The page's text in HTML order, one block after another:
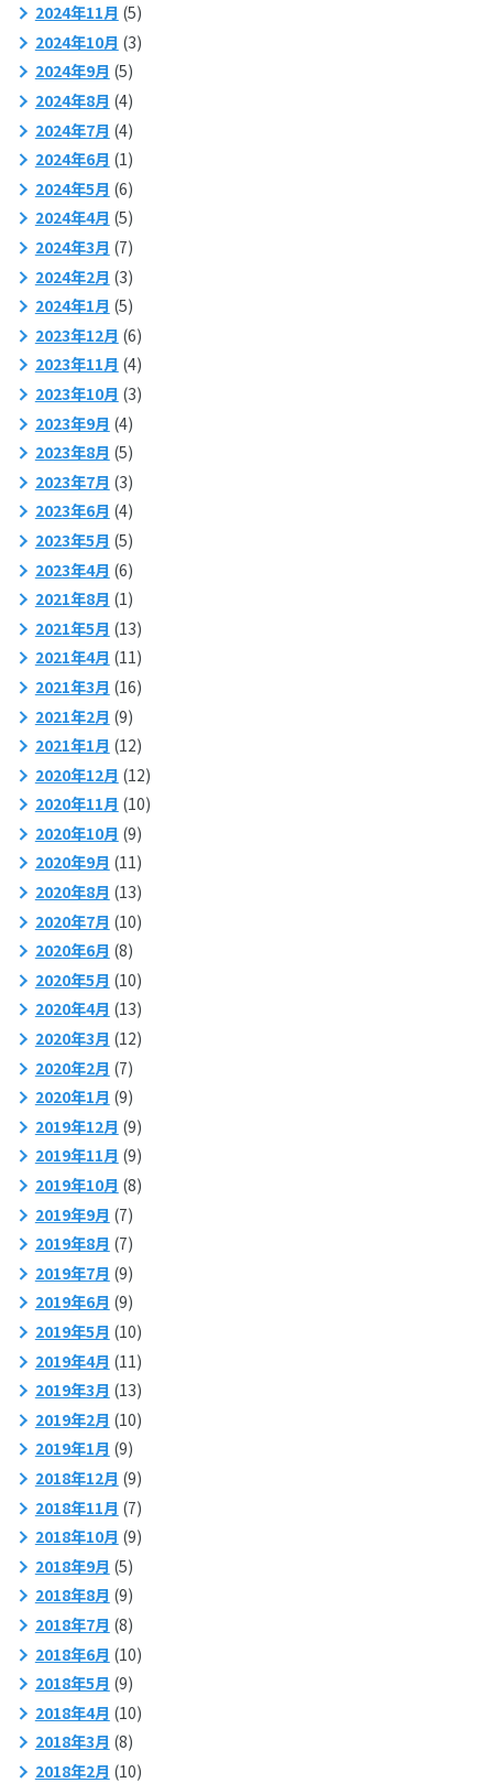
2024年11月 (5)
2024年10月 (3)
2024年9月 (5)
2024年8月 (4)
2024年7月 (4)
2024年6月 (1)
2024年5月 (6)
2024年4月 (5)
2024年3月 (7)
2024年2月 (3)
2024年1月 (5)
2023年12月 (6)
2023年11月 (4)
2023年10月 (3)
2023年9月 (4)
2023年8月 (5)
2023年7月 (3)
2023年6月 (4)
2023年5月 (5)
2023年4月 (6)
2021年8月 (1)
2021年5月 (13)
2021年4月 (11)
2021年3月 (16)
2021年2月 (9)
2021年1月 (12)
2020年12月 (12)
2020年11月 (10)
2020年10月 (9)
2020年9月 (11)
2020年8月 (13)
2020年7月 (10)
2020年6月 (8)
2020年5月 (10)
2020年4月 (13)
2020年3月 (12)
2020年2月 (7)
2020年1月 (9)
2019年12月 (9)
2019年11月 (9)
2019年10月 (8)
2019年9月 (7)
2019年8月 (7)
2019年7月 (9)
2019年6月 (9)
2019年5月 (10)
2019年4月 (11)
2019年3月 (13)
2019年2月 (10)
2019年1月 (9)
2018年12月 (9)
2018年11月 (7)
2018年10月 (9)
2018年9月 (5)
2018年8月 (9)
2018年7月 (8)
2018年6月 (10)
2018年5月 (9)
2018年4月 (10)
2018年3月 (8)
2018年2月 (10)